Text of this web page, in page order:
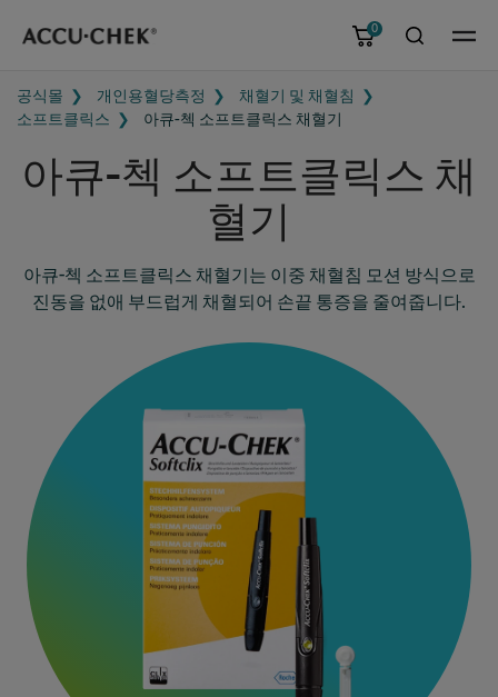
0 메뉴
공식몰 개인용혈당측정
채혈기 및 채혈침
소프트클릭스
아큐-첵 소프트클릭스 채혈기
아큐-첵 소프트클릭스 채
혈기
아큐-첵 소프트클릭스 채혈기는 이중 채혈침 모션 방식으로
진동을 없애 부드럽게 채혈되어 손끝 통증을 줄여줍니다.